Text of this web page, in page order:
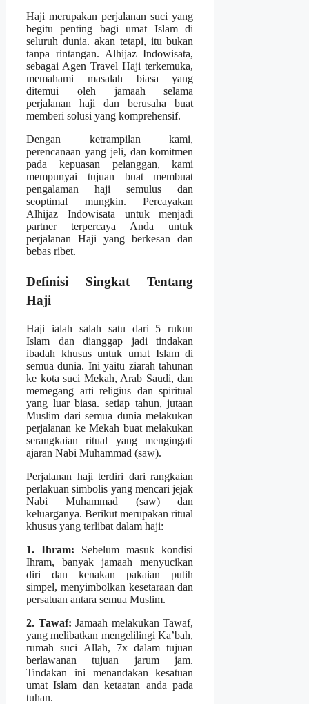
Haji merupakan perjalanan suci yang
begitu penting bagi umat Islam di
seluruh dunia. akan tetapi, itu bukan
tanpa rintangan. Alhijaz Indowisata,
sebagai Agen Travel Haji terkemuka,
memahami masalah biasa yang
ditemui oleh jamaah selama
perjalanan haji dan berusaha buat
memberi solusi yang komprehensif.
Dengan ketrampilan kami,
perencanaan yang jeli, dan komitmen
pada kepuasan pelanggan, kami
mempunyai tujuan buat membuat
pengalaman haji semulus dan
seoptimal mungkin. Percayakan
Alhijaz Indowisata untuk menjadi
partner terpercaya Anda untuk
perjalanan Haji yang berkesan dan
bebas ribet.
Definisi Singkat Tentang
Haji
Haji ialah salah satu dari 5 rukun
Islam dan dianggap jadi tindakan
ibadah khusus untuk umat Islam di
semua dunia. Ini yaitu ziarah tahunan
ke kota suci Mekah, Arab Saudi, dan
memegang arti religius dan spiritual
yang luar biasa. setiap tahun, jutaan
Muslim dari semua dunia melakukan
perjalanan ke Mekah buat melakukan
serangkaian ritual yang mengingati
ajaran Nabi Muhammad (saw).
Perjalanan haji terdiri dari rangkaian
perlakuan simbolis yang mencari jejak
Nabi Muhammad (saw) dan
keluarganya. Berikut merupakan ritual
khusus yang terlibat dalam haji:
1. Ihram: Sebelum masuk kondisi
Ihram, banyak jamaah menyucikan
diri dan kenakan pakaian putih
simpel, menyimbolkan kesetaraan dan
persatuan antara semua Muslim.
2. Tawaf: Jamaah melakukan Tawaf,
yang melibatkan mengelilingi Ka’bah,
rumah suci Allah, 7x dalam tujuan
berlawanan tujuan jarum jam.
Tindakan ini menandakan kesatuan
umat Islam dan ketaatan anda pada
tuhan.